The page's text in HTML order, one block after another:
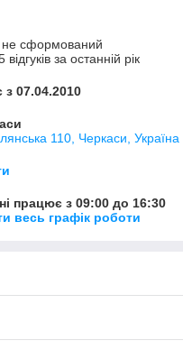
не сформований
за останній рік
07.04.2010
110, Черкаси, Україна
працює з 09:00 до 16:30
весь графік роботи